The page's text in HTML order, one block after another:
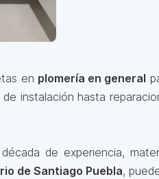
en plomería en general
instalación hasta
de experiencia,
de Santiago Puebla,